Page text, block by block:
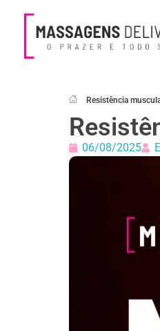
Resistência
06/08/2025